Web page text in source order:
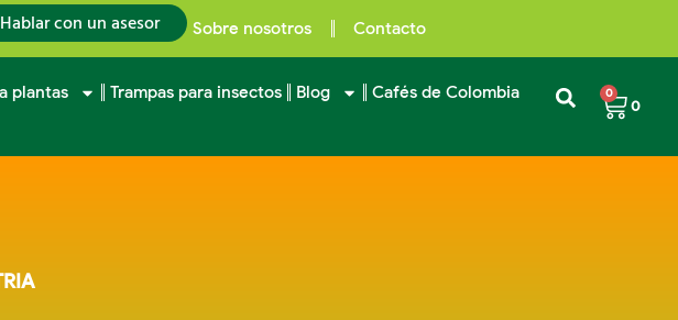
Hablar con un asesor Sobre nosotros Contacto
plantas Trampas para insectos Blog Cafés de Colombia
0
0